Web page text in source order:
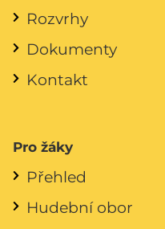
Rozvrhy
Dokumenty
Kontakt
Pro žáky
Přehled
Hudební obor